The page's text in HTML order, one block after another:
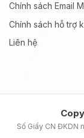
Chính sách Email
Chính sách hỗ trợ
Liên hệ
Số Giấy CN ĐKDN